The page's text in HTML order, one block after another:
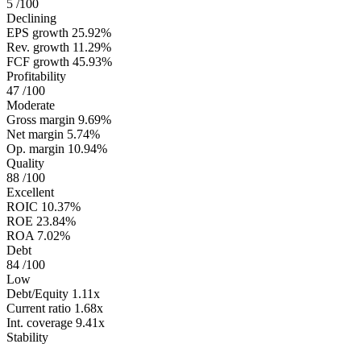
5 /100
Declining
EPS growth 25.92%
Rev. growth 11.29%
FCF growth 45.93%
Profitability
47 /100
Moderate
Gross margin 9.69%
Net margin 5.74%
Op. margin 10.94%
Quality
88 /100
Excellent
ROIC 10.37%
ROE 23.84%
ROA 7.02%
Debt
84 /100
Low
Debt/Equity 1.11x
Current ratio 1.68x
Int. coverage 9.41x
Stability